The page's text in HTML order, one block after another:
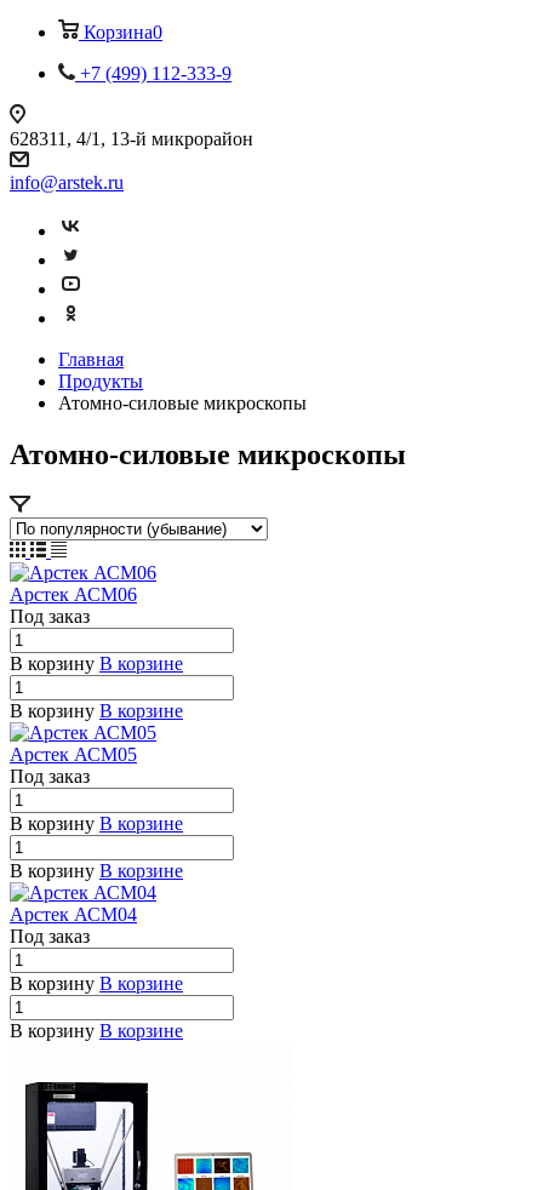
Корзина0
+7 (499) 112-333-9
628311, 4/1, 13-й микрорайон
info@arstek.ru
Главная
Продукты
Атомно-силовые микроскопы
Атомно-силовые микроскопы
Арстек АСМ06
Под заказ
В корзину В корзине
В корзину В корзине
Арстек АСМ05
Под заказ
В корзину В корзине
В корзину В корзине
Арстек АСМ04
Под заказ
В корзину В корзине
В корзину В корзине